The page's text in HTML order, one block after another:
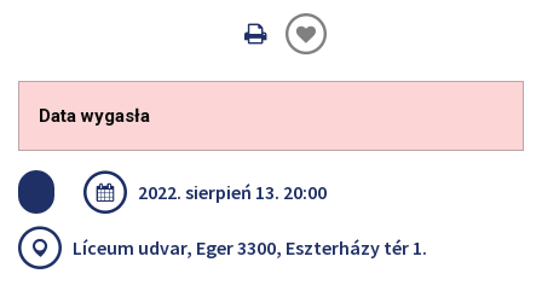
Oldal
Data wygasła
2022. sierpień 13. 20:00
Líceum udvar, Eger 3300, Eszterházy tér 1.